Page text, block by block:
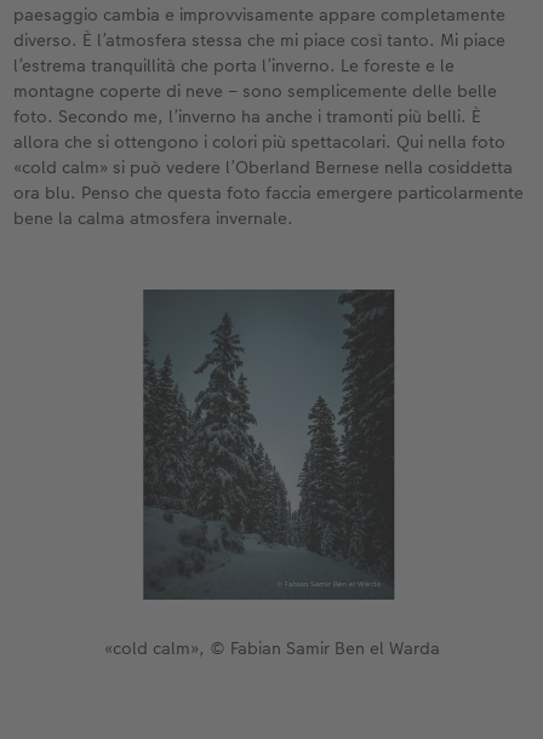
paesaggio cambia e improvvisamente appare completamente
diverso. È l’atmosfera stessa che mi piace così tanto. Mi piace
l’estrema tranquillità che porta l’inverno. Le foreste e le
montagne coperte di neve – sono semplicemente delle belle
foto. Secondo me, l’inverno ha anche i tramonti più belli. È
allora che si ottengono i colori più spettacolari. Qui nella foto
«cold calm» si può vedere l’Oberland Bernese nella cosiddetta
ora blu. Penso che questa foto faccia emergere particolarmente
bene la calma atmosfera invernale.
«cold calm», © Fabian Samir Ben el Warda